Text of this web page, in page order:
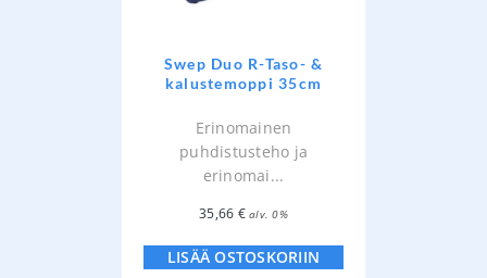
Swep Duo R-Taso- &
kalustemoppi 35cm
Erinomainen
puhdistusteho ja
erinomai...
35,66 € alv. 0%
LISÄÄ OSTOSKORIIN